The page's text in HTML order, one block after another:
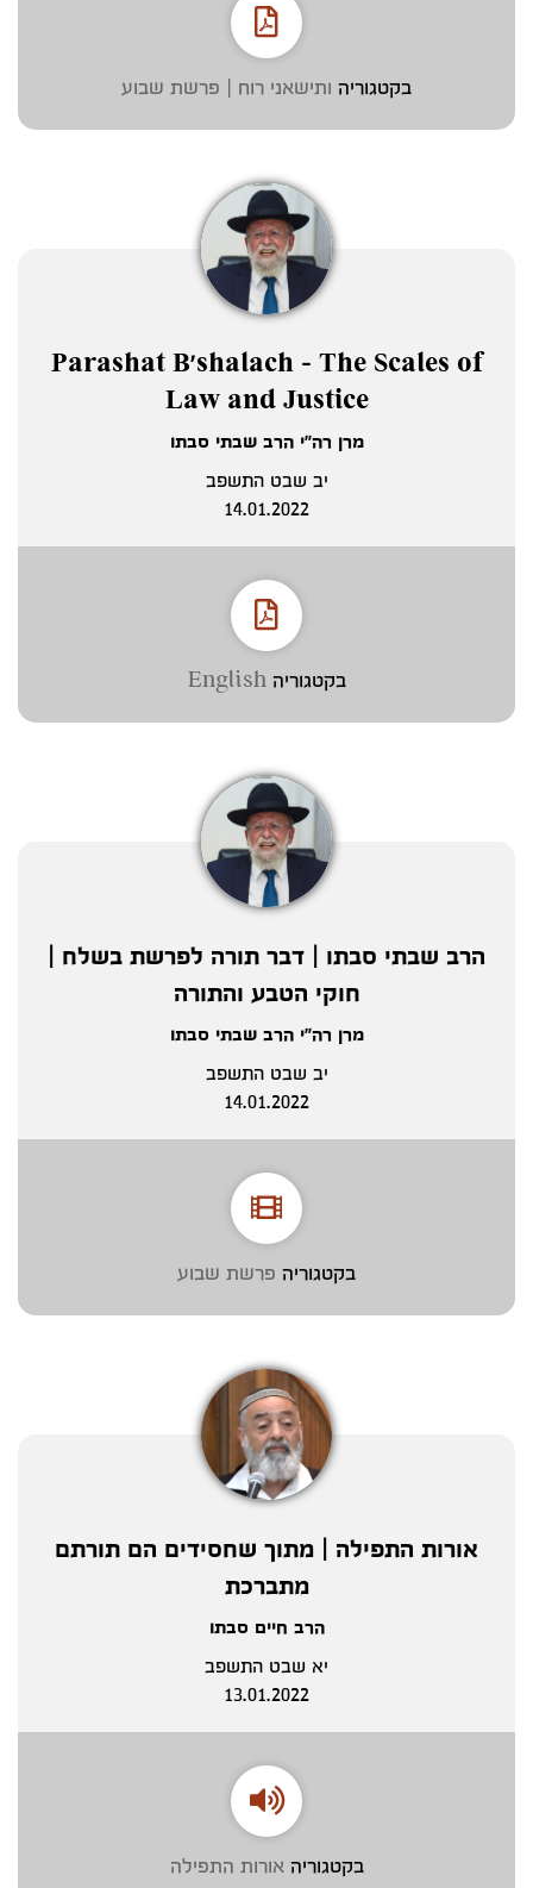
בקטגוריה ותישאני רוח | פרשת שבוע
Parashat B'shalach - The Scales of
Law and Justice
מרן רה"י הרב שבתי סבתו
יב שבט התשפב
14.01.2022
בקטגוריהEnglish
הרב שבתי סבתו | דבר תורה לפרשת בשלח |
חוקי הטבע והתורה
מרן רה"י הרב שבתי סבתו
יב שבט התשפב
14.01.2022
בקטגוריה פרשת שבוע
אורות התפילה | מתוך שחסידים הם תורתם
מתברכת
הרב חיים סבתו
יא שבט התשפב
13.01.2022
בקטגוריהאורות התפילה